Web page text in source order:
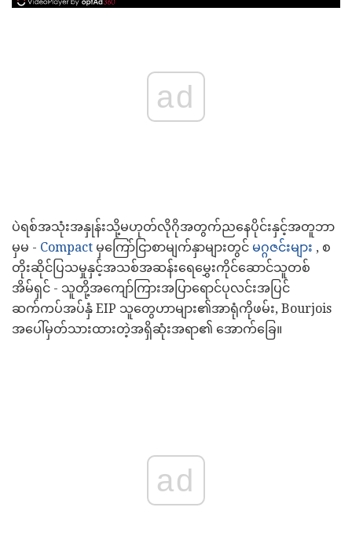
ad
ပဲရစ်အသုံးအနှုန်းသို့မဟုတ်လိုဂိုအတွက်ညနေပိုင်းနှင့်အတူဘာ
မှမ - Compact မှကြော်ငြာစာမျက်နှာများတွင် မဂ္ဂဇင်းများ , စ
တိုးဆိုင်ပြသမှုနှင့်အသစ်အဆန်းရေမွှေးကိုင်ဆောင်သူတစ်
အိမ်ရှင် - သူတို့အကျော်ကြားအပြာရောင်ပုလင်းအပြင်
ဆက်ကပ်အပ်နှံ EIP သူတွေဟာများ၏အာရုံကိုဖမ်း, Bourjois
အပေါ်မှတ်သားထားတဲ့အရှိဆုံးအရာ၏ အောက်ခြေ။
ad